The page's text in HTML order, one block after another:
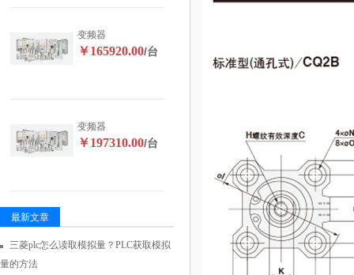
变频器
￥165920.00/台
变频器
￥197310.00/台
最新文章
三菱plc怎么读取模拟量？PLC获取模拟
量的方法